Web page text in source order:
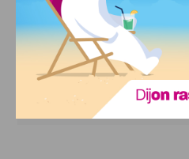
Infos pratiques
Dimanche 13 septembre
Lien vers la billetterie